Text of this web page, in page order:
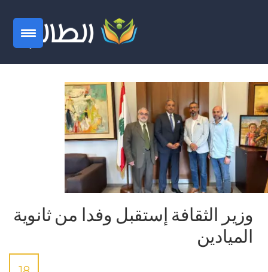
وزير الثقافة إستقبل وفدا من ثانوية
الميادين